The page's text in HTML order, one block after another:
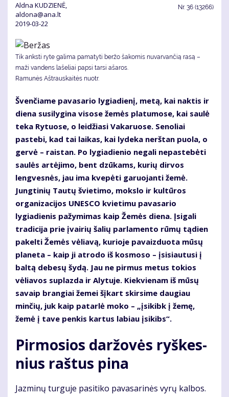
Aldna KUDZIENĖ,
aldona@ana.lt
2019-03-22
Nr. 36 (13266)
Tik anksti ryte galima pamatyti beržo šakomis nuvarvančią rasą –
maži vandens lašeliai papsi tarsi ašaros.
Ramunės Aštrauskaitės nuotr.
Švenčiame pavasario lygiadienį, metą, kai naktis ir
diena susilygina visose žemės platumose, kai saulė
teka Rytuose, o leidžiasi Vakaruose. Senoliai
pastebi, kad tai laikas, kai lydeka nerštan puola, o
gervė – raistan. Po lygiadienio negali nepastebėti
saulės artėjimo, bent dzūkams, kurių dirvos
lengvesnės, jau ima kvepėti garuojanti žemė.
Jungtinių Tautų švietimo, mokslo ir kultūros
organizacijos UNESCO kvietimu pavasario
lygiadienis pažymimas kaip Žemės diena. Įsigali
tradicija prie įvairių šalių parlamento rūmų tądien
pakelti Žemės vėliavą, kurioje pavaizduota mūsų
planeta – kaip ji atrodo iš kosmoso – įsisiautusi į
baltą debesų šydą. Jau ne pirmus metus tokios
vėliavos suplazda ir Alytuje. Kiekvienam iš mūsų
savaip brangiai žemei šįkart skirsime daugiau
minčių, juk kaip patarlė moko – „įsikibk į žemę,
žemė į tave penkis kartus labiau įsikibs“.
Pir­mo­sios dar­žo­vės ryš­kes­
nius raš­tus pi­na
Jaz­mi­nų tur­gu­je pa­si­ti­ko pa­va­sa­ri­nės vy­rų kal­bos.